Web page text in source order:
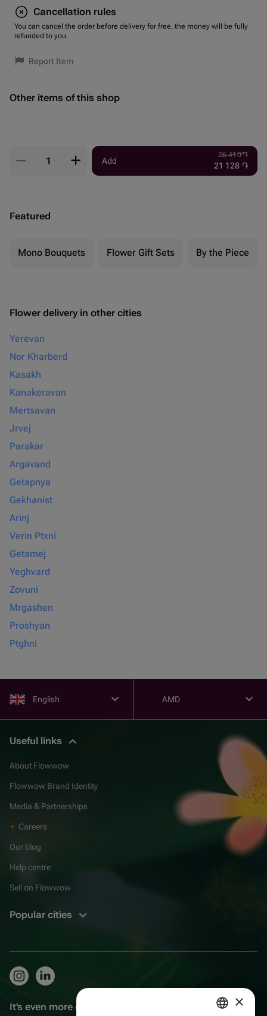
Cancellation rules
You can cancel the order before delivery for free, the money will be fully
refunded to you.
Report Item
Other items of this shop
Add
26 410֏
21 128 ֏
Featured
Mono Bouquets Flower Gift Sets By the Piece
Flower delivery in other cities
Yerevan
Nor Kharberd
Kasakh
Kanakeravan
Mertsavan
Jrvej
Parakar
Argavand
Getapnya
Gekhanist
Arinj
Verin Ptxni
Getamej
Yeghvard
Zovuni
Mrgashen
Proshyan
Ptghni
English AMD
Useful links
About Flowwow
Flowwow Brand Identity
Media & Partnerships
Careers
Our blog
Help centre
Sell on Flowwow
Popular cities
It's even more convenient in the app! ×